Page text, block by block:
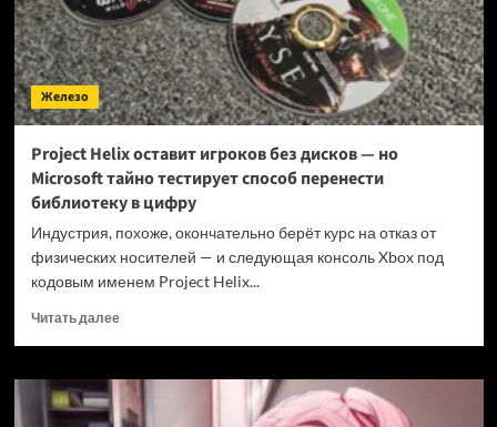
переписки
пользователей
альтернативы
Telegram
за
155
рублей
—
но
нюанс
Железо
Project Helix оставит игроков без дисков — но
Microsoft тайно тестирует способ перенести
библиотеку в цифру
Индустрия, похоже, окончательно берёт курс на отказ от
физических носителей — и следующая консоль Xbox под
кодовым именем Project Helix...
Читать далееПрочитать
Project
оставит